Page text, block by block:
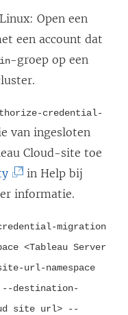
Open een
een account dat
-groep op een
credential-
van ingesloten
Cloud-site toe
(
L
n
k
w
o
in Help bij
informatie.
migration
<Tableau Server
url-namespace
--destination-
site url> --